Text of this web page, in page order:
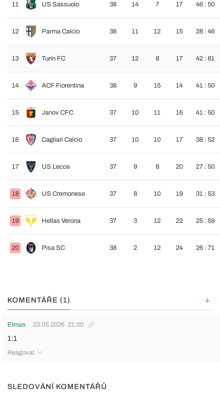
11 US Sassuolo 38 14 7 17 46 : 50
12 Parma Calcio 38 11 12 15 28 : 46
13 Turín FC 37 12 8 17 42 : 61
14 ACF Fiorentina 38 9 15 14 41 : 50
15 Janov CFC 37 10 11 16 41 : 50
16 Cagliari Calcio 37 10 10 17 38 : 52
17 US Lecce 37 9 8 20 27 : 50
18 US Cremonese 37 8 10 19 31 : 53
19 Hellas Verona 37 3 12 22 25 : 59
20 Pisa SC 38 2 12 24 26 : 71
KOMENTÁŘE (1)
Elmas 23.05.2026 21:20
1:1
Reagovat
SLEDOVÁNÍ KOMENTÁŘŮ